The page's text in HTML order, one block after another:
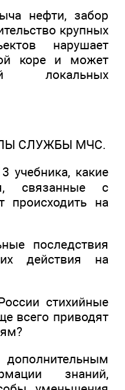
нефти, забор
крупных
нарушает
коре и может
локальных
СЛУЖБЫ МЧС.
учебника, какие
связанные с
происходить на
последствия
действия на
стихийные
всего приводят
знаний,